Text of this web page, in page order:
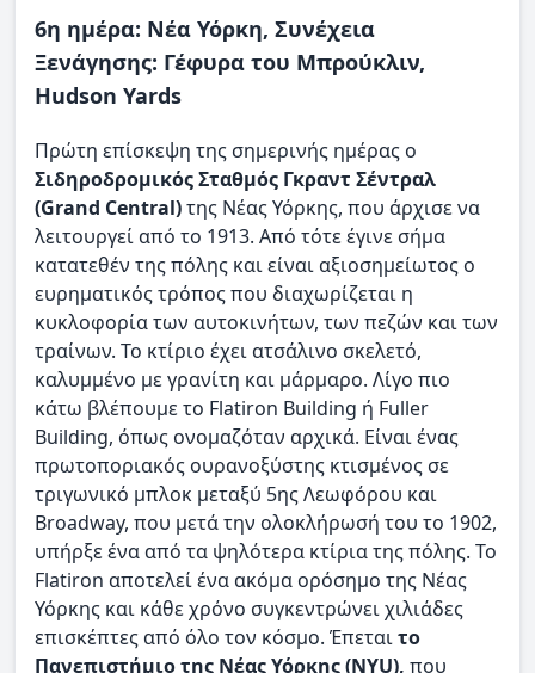
6η ημέρα: Νέα Υόρκη, Συνέχεια
Ξενάγησης: Γέφυρα του Μπρούκλιν,
Hudson Yards
Πρώτη επίσκεψη της σημερινής ημέρας ο
Σιδηροδρομικός Σταθμός Γκραντ Σέντραλ
(Grand Central)της Νέας Υόρκης, που άρχισε να
λειτουργεί από το 1913. Από τότε έγινε σήμα
κατατεθέν της πόλης και είναι αξιοσημείωτος ο
ευρηματικός τρόπος που διαχωρίζεται η
κυκλοφορία των αυτοκινήτων, των πεζών και των
τραίνων. Το κτίριο έχει ατσάλινο σκελετό,
καλυμμένο με γρανίτη και μάρμαρο. Λίγο πιο
κάτω βλέπουμε το Flatiron Building ή Fuller
Building, όπως ονομαζόταν αρχικά. Είναι ένας
πρωτοποριακός ουρανοξύστης κτισμένος σε
τριγωνικό μπλοκ μεταξύ 5ης Λεωφόρου και
Broadway, που μετά την ολοκλήρωσή του το 1902,
υπήρξε ένα από τα ψηλότερα κτίρια της πόλης. Το
Flatiron αποτελεί ένα ακόμα ορόσημο της Νέας
Υόρκης και κάθε χρόνο συγκεντρώνει χιλιάδες
επισκέπτες από όλο τον κόσμο. Έπεταιτο
Πανεπιστήμιο της Νέας Υόρκης (NYU), που